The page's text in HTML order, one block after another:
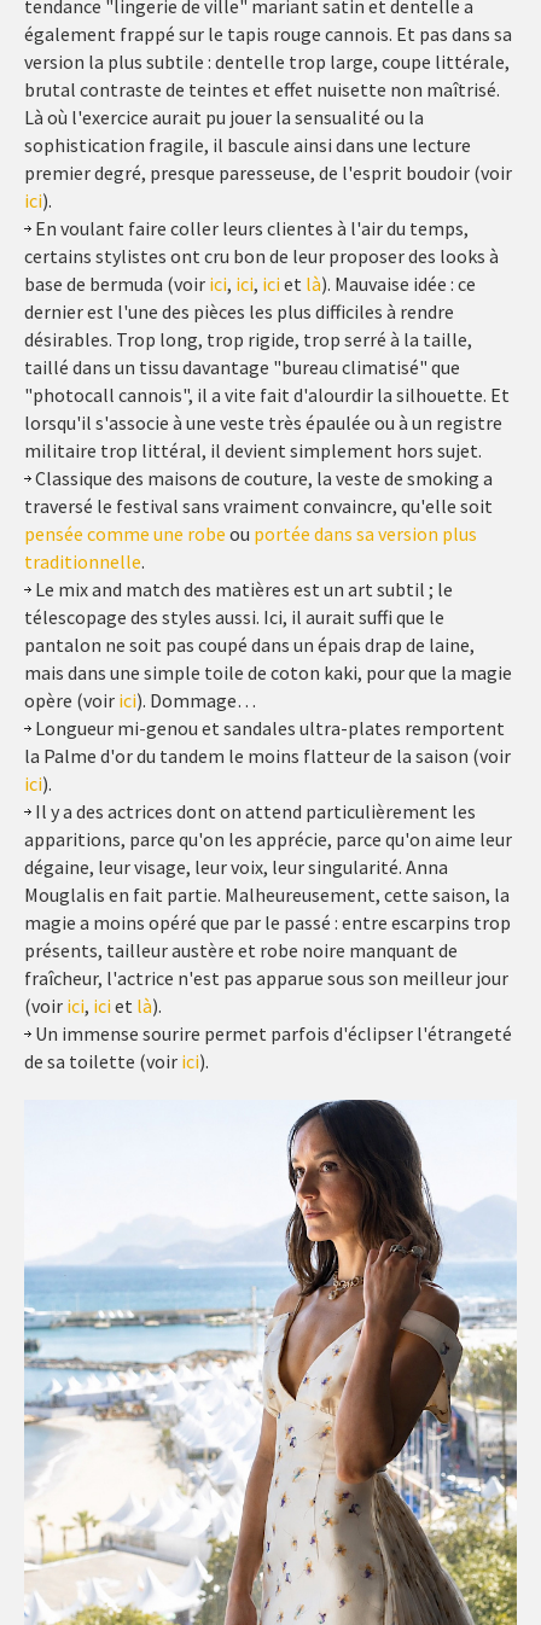
tendance "lingerie de ville" mariant satin et dentelle a
également frappé sur le tapis rouge cannois. Et pas dans sa
version la plus subtile : dentelle trop large, coupe littérale,
brutal contraste de teintes et effet nuisette non maîtrisé.
Là où l'exercice aurait pu jouer la sensualité ou la
sophistication fragile, il bascule ainsi dans une lecture
premier degré, presque paresseuse, de l'esprit boudoir (voir
ici).
En voulant faire coller leurs clientes à l'air du temps,
certains stylistes ont cru bon de leur proposer des looks à
base de bermuda (voir ici, ici, ici et là). Mauvaise idée : ce
dernier est l'une des pièces les plus difficiles à rendre
désirables. Trop long, trop rigide, trop serré à la taille,
taillé dans un tissu davantage "bureau climatisé" que
"photocall cannois", il a vite fait d'alourdir la silhouette. Et
lorsqu'il s'associe à une veste très épaulée ou à un registre
militaire trop littéral, il devient simplement hors sujet.
Classique des maisons de couture, la veste de smoking a
traversé le festival sans vraiment convaincre, qu'elle soit
pensée comme une robe ou portée dans sa version plus
traditionnelle.
Le mix and match des matières est un art subtil ; le
télescopage des styles aussi. Ici, il aurait suffi que le
pantalon ne soit pas coupé dans un épais drap de laine,
mais dans une simple toile de coton kaki, pour que la magie
opère (voir ici). Dommage…
Longueur mi-genou et sandales ultra-plates remportent
la Palme d'or du tandem le moins flatteur de la saison (voir
ici).
Il y a des actrices dont on attend particulièrement les
apparitions, parce qu'on les apprécie, parce qu'on aime leur
dégaine, leur visage, leur voix, leur singularité. Anna
Mouglalis en fait partie. Malheureusement, cette saison, la
magie a moins opéré que par le passé : entre escarpins trop
présents, tailleur austère et robe noire manquant de
fraîcheur, l'actrice n'est pas apparue sous son meilleur jour
(voir ici, ici et là).
Un immense sourire permet parfois d'éclipser l'étrangeté
de sa toilette (voir ici).